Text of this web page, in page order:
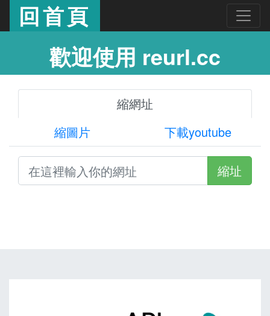
回首頁
歡迎使用 reurl.cc
縮網址
縮圖片
下載youtube
縮址